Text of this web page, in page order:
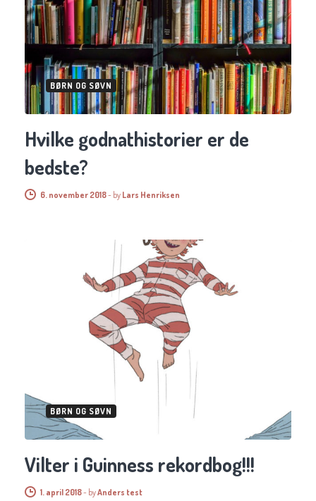
BØRN OG SØVN
Hvilke godnathistorier er de
bedste?
6. november 2018- by Lars Henriksen
BØRN OG SØVN
Vilter i Guinness rekordbog!!!
1. april 2018- byAnders test